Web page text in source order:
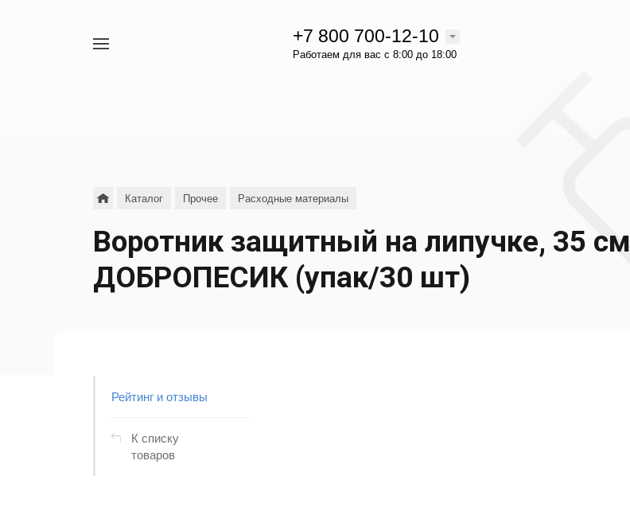
+7 800 700-12-10
Работаем для вас с 8:00 до 18:00
Каталог Прочее Расходные материалы
Воротник защитный на липучке, 35 см
ДОБРОПЕСИК (упак/30 шт)
Рейтинг и отзывы
К списку
товаров